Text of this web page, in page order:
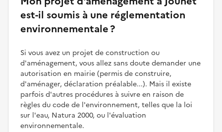
est-il soumis à une réglementation
environnementale ?
Si vous avez un projet de construction ou
d'aménagement, vous allez sans doute demander une
autorisation en mairie (permis de construire,
d'aménager, déclaration préalable...). Mais il existe
parfois d'autres procédures à suivre en raison de
règles du code de l'environnement, telles que la loi
sur l'eau, Natura 2000, ou l'évaluation
environnementale.